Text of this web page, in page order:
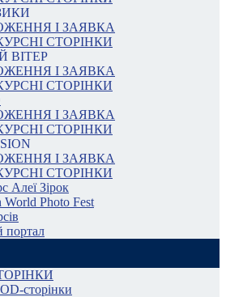
І ЗАЯВКА
СТОРІНКИ
ВІТЕР
І ЗАЯВКА
СТОРІНКИ
І ЗАЯВКА
СТОРІНКИ
І ЗАЯВКА
СТОРІНКИ
Алеї Зірок
World Photo Fest
портал
сторінки